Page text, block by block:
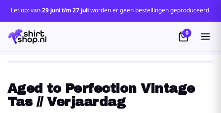
Let op: van29 juni t/m 27 juliworden er geen bestellingen geproduceerd.
0
Aged to Perfection Vintage
Tas // Verjaardag